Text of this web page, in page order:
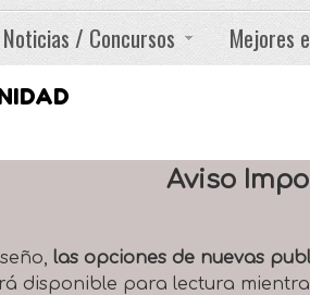
Noticias / Concursos Mejores
Aviso
las opciones de nuevas
disponible para lectura